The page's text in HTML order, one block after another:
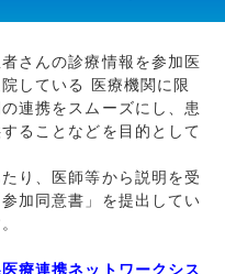
さんの診療情報を参加医
している 医療機関に限
連携をスムーズにし、患
ることなどを目的として
り、医師等から説明を受
加同意書」を提出してい
療連携ネットワークシス